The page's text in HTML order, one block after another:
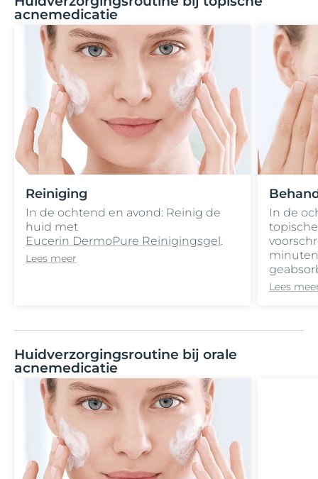
acnemedicatie
Reiniging
In de ochtend en avond: Reinig de
huid met
Eucerin DermoPure Reinigingsgel.
Lees meer
In de
Lees
Huidverzorgingsroutine bij orale
acnemedicatie